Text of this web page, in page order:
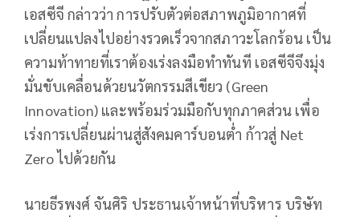
เอสซีจี กล่าวว่า การปรับตัวต่อสภาพภูมิอากาศที่
เปลี่ยนแปลงไปอย่างรวดเร็วจากสภาวะโลกร้อน เป็น
ความท้าทายที่เราต้องเร่งลงมือทำทันที เอสซีจีจึงมุ่ง
มั่นขับเคลื่อนด้วยนวัตกรรมสีเขียว (Green
Innovation) และพร้อมร่วมมือกับทุกภาคส่วน เพื่อ
เร่งการเปลี่ยนผ่านสู่สังคมคาร์บอนต่ำ ก้าวสู่ Net
Zero ไปด้วยกัน
นายธีรพงศ์ จันศิริ ประธานเจ้าหน้าที่บริหาร บริษัท